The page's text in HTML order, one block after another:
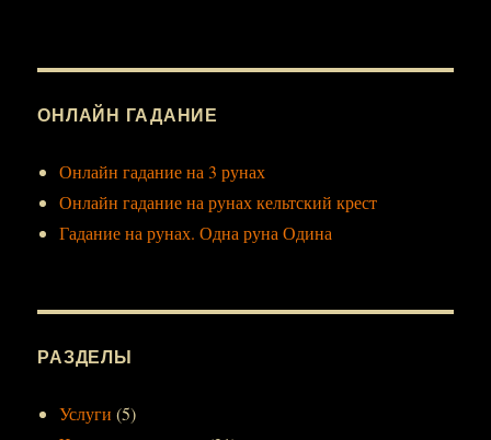
ОНЛАЙН ГАДАНИЕ
Онлайн гадание на 3 рунах
Онлайн гадание на рунах кельтский крест
Гадание на рунах. Одна руна Одина
РАЗДЕЛЫ
Услуги (5)